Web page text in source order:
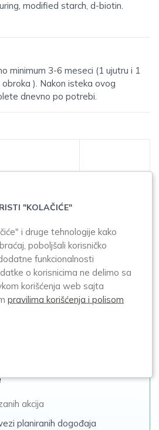
modified starch, d-biotin.
minimum 3-6 meseci (1 ujutru i 1
). Nakon isteka ovog
dnevno po potrebi.
Galenika
Lactoderm 60
kapsula
akcija
planiranih dogođaja
"KOLAČIĆE"
i druge tehnologije kako
poboljšali korisničko
funkcionalnosti
o korisnicima ne delimo sa
korišćenja web sajta
pravilima korišćenja i polisom